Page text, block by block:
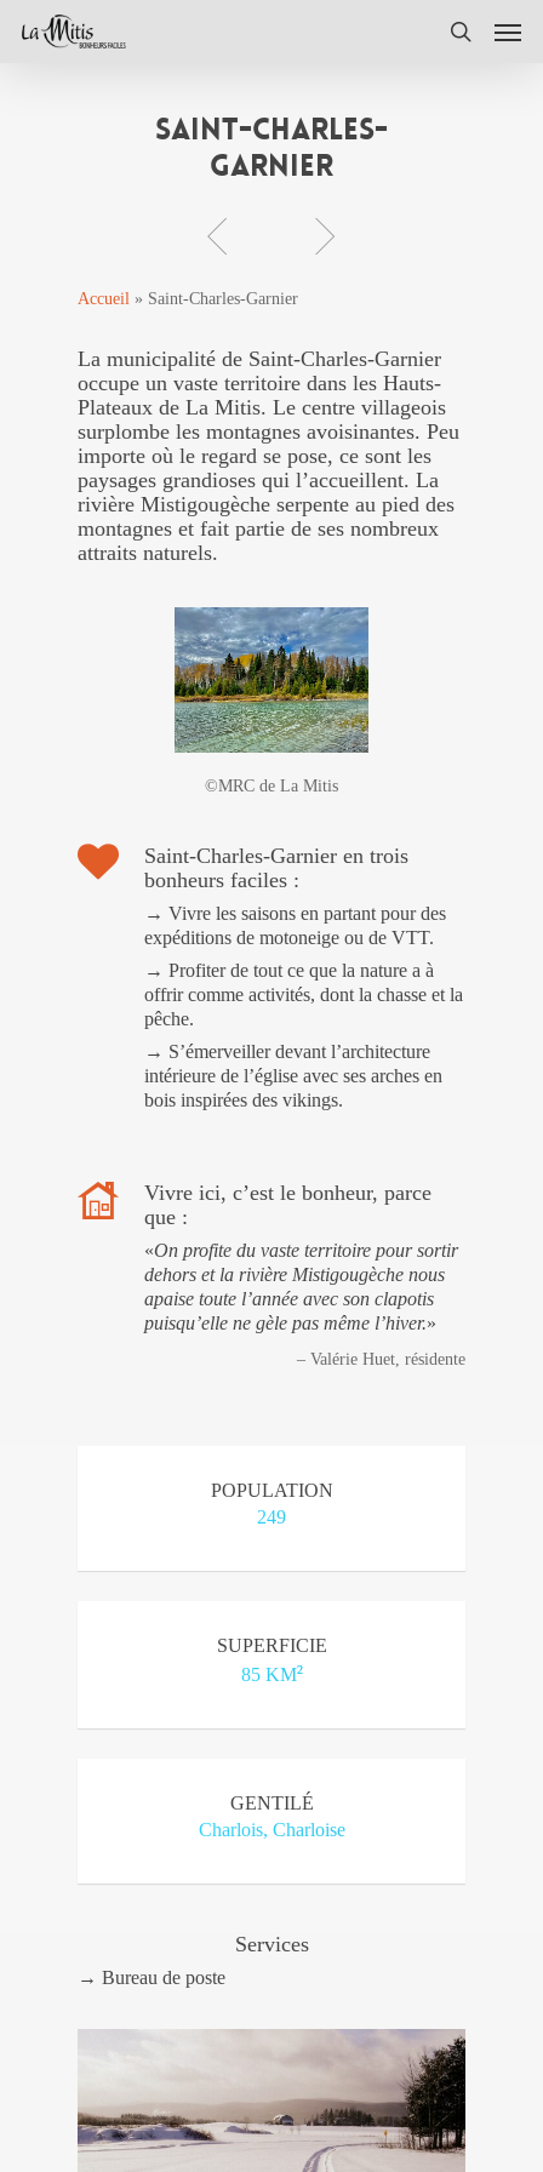
Menu
Saint-Charles-
Garnier
Accueil » Saint-Charles-Garnier
La municipalité de Saint-Charles-Garnier
occupe un vaste territoire dans les Hauts-
Plateaux de La Mitis. Le centre villageois
surplombe les montagnes avoisinantes. Peu
importe où le regard se pose, ce sont les
paysages grandioses qui l’accueillent. La
rivière Mistigougèche serpente au pied des
montagnes et fait partie de ses nombreux
attraits naturels.
©MRC de La Mitis
Saint-Charles-Garnier en trois
bonheurs faciles :
→ Vivre les saisons en partant pour des
expéditions de motoneige ou de VTT.
→ Profiter de tout ce que la nature a à
offrir comme activités, dont la chasse et la
pêche.
→ S’émerveiller devant l’architecture
intérieure de l’église avec ses arches en
bois inspirées des vikings.
Vivre ici, c’est le bonheur, parce
que :
«On profite du vaste territoire pour sortir
dehors et la rivière Mistigougèche nous
apaise toute l’année avec son clapotis
puisqu’elle ne gèle pas même l’hiver.»
– Valérie Huet, résidente
POPULATION
249
SUPERFICIE
85 KM2
GENTILÉ
Charlois, Charloise
Services
→ Bureau de poste